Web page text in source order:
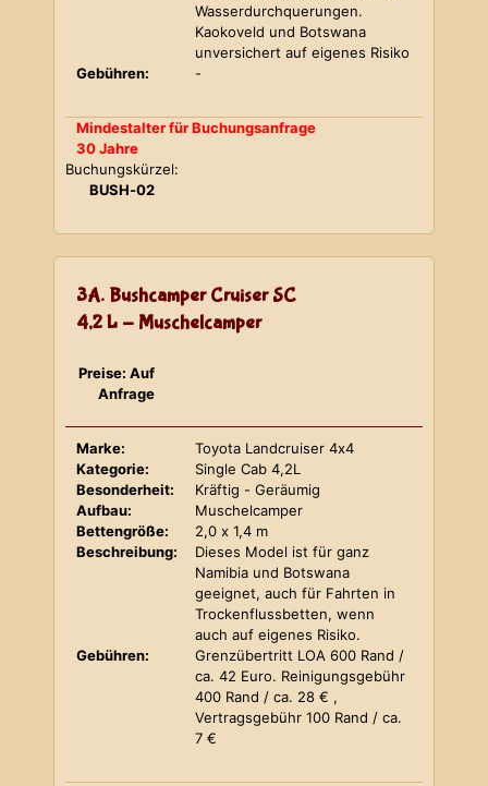
Wasserdurchquerungen.
Kaokoveld und Botswana
unversichert auf eigenes Risiko
Gebühren:
-
Mindestalter für Buchungsanfrage
30 Jahre
Buchungskürzel:
BUSH-02
3A. Bushcamper Cruiser SC
4,2 L - Muschelcamper
Preise: Auf
Anfrage
Marke:
Toyota Landcruiser 4x4
Kategorie:
Single Cab 4,2L
Besonderheit:
Kräftig - Geräumig
Aufbau:
Muschelcamper
Bettengröße:
2,0 x 1,4 m
Beschreibung:
Dieses Model ist für ganz
Namibia und Botswana
geeignet, auch für Fahrten in
Trockenflussbetten, wenn
auch auf eigenes Risiko.
Gebühren:
Grenzübertritt LOA 600 Rand /
ca. 42 Euro. Reinigungsgebühr
400 Rand / ca. 28 € ,
Vertragsgebühr 100 Rand / ca.
7 €